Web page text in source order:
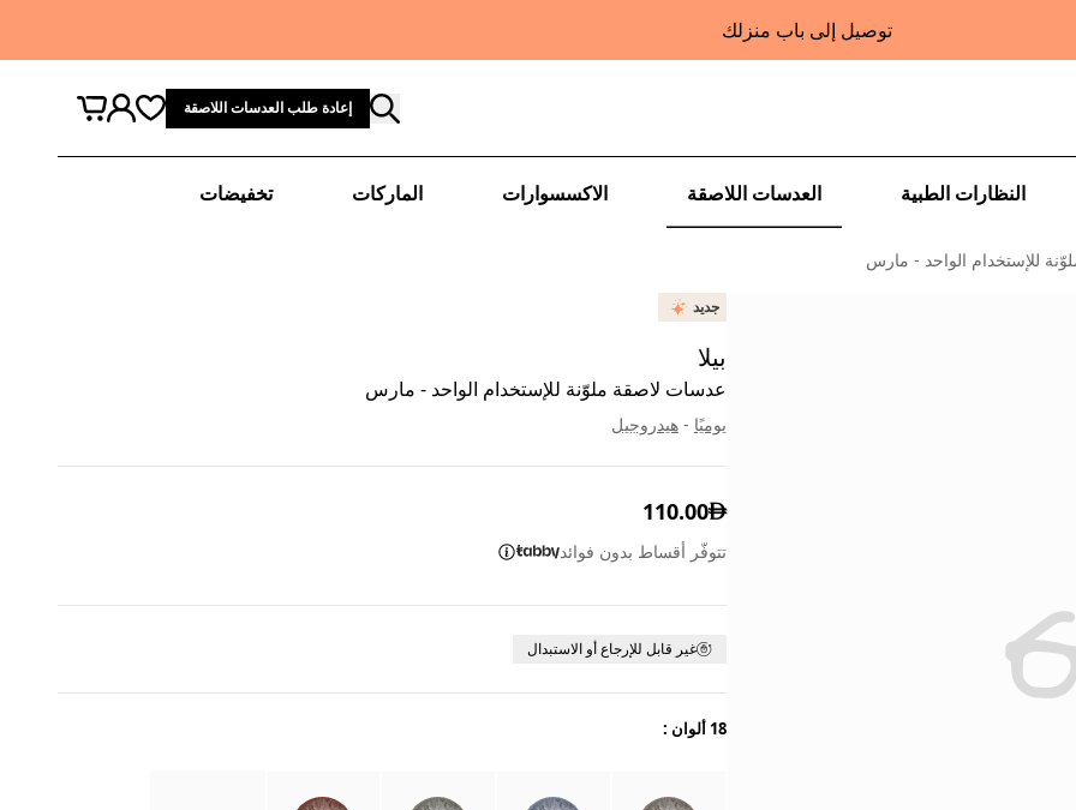
توصيل إلى باب منزلك
إعادة طلب العدسات اللاصقة
النظارات الطبية العدسات اللاصقة الاكسسوارات الماركات تخفيضات
للإستخدام الواحد - مارس
جديد
بيلا
عدسات لاصقة ملوّنة للإستخدام الواحد - مارس
يوميًا - هيدروجيل

110.00
تتوفّر أقساط بدون فوائد
غير قابل للإرجاع أو الاستبدال
18 ألوان :